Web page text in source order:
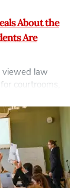
About the
Are
viewed law
courtrooms,
Court
immunity, and
and social
might once […]